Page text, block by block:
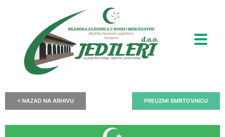
< NAZAD NA ARHIVU PREUZMI SMRTOVNICU